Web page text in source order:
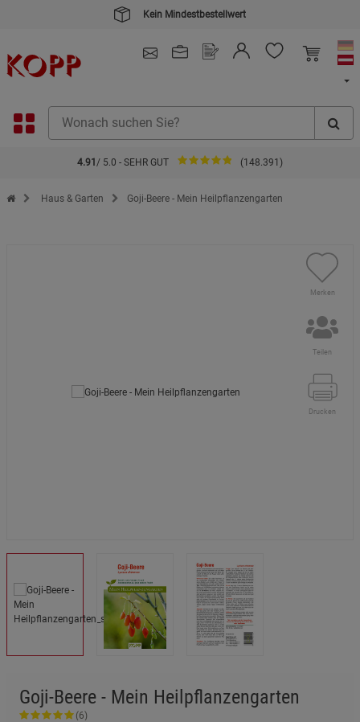
Kein Mindestbestellwert
4.91 / 5.0 - SEHR GUT (148.391)
Zur Startseite des Kopp Verlag Online-Shop
Haus & Garten Goji-Beere - Mein Heilpflanzengarten
Merken
Teilen
Drucken
Goji-Beere - Mein Heilpflanzengarten
(6)